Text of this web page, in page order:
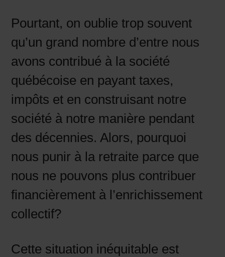
Pourtant, on oublie trop souvent
qu’un grand nombre d’entre nous
avons contribué à la société
québécoise en payant taxes,
impôts et en construisant notre
société à notre manière pendant
des décennies. Alors, pourquoi
nous punir à la retraite parce que
nous ne pouvons plus contribuer
financièrement à l’enrichissement
collectif?
Cette situation inéquitable est